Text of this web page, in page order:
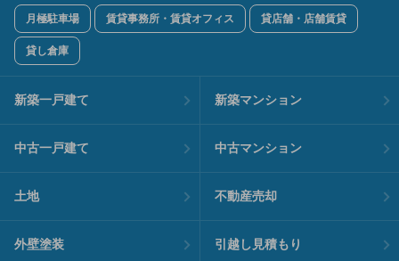
月極駐車場 賃貸事務所・賃貸オフィス 貸店舗・店舗賃貸
貸し倉庫
新築一戸建て 新築マンション
中古一戸建て 中古マンション
土地 不動産売却
外壁塗装 引越し見積もり